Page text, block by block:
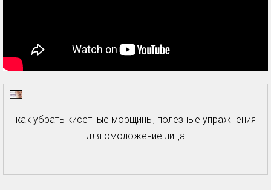
как убрать кисетные морщины, полезные упражнения
для омоложение лица